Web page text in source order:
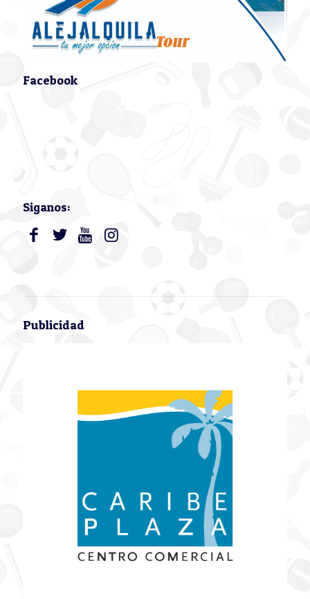
Facebook
Siganos:
Publicidad